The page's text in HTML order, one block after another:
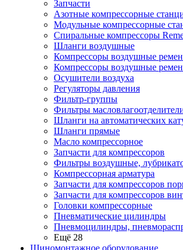
Запчасти
Азотные компрессорные
Модульные компрессорные
Спиральные компрессоры
Шланги воздушные
Компрессоры воздушные
Компрессоры воздушные
Осушители воздуха
Регуляторы давления
Фильтр-группы
Фильтры
Шланги на автоматических
Шланги прямые
Масло компрессорное
Запчасти для компрессоров
Фильтры воздушные,
Компрессорная арматура
Запчасти для компрессоров
Запчасти для компрессоров
Головки компрессорные
Пневматические цилиндры
Пневмоцилиндры,
Ещё 28
Шиномонтажное оборудование